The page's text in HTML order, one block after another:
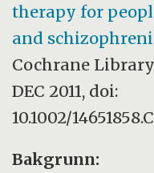
therapy for
and
Cochrane
DEC 2011, doi:
10.1002/
Bakgrunn: